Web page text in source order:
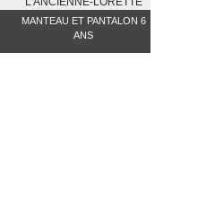
MANTEAU ET PANTALON 6
ANS